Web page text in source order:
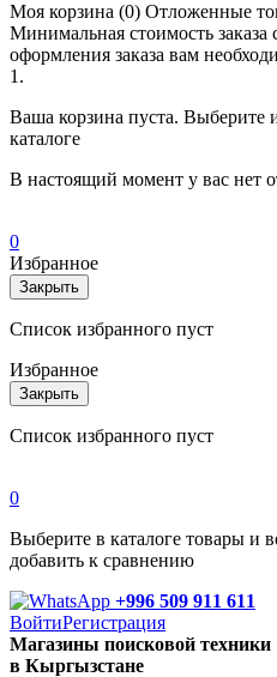
Моя корзина (0) Отложенные
Минимальная стоимость заказа
оформления заказа вам
1.
Ваша корзина пуста. Выберите
каталоге
В настоящий момент у вас нет
0
Избранное
Закрыть
Список избранного пуст
Избранное
Закрыть
Список избранного пуст
0
Выберите в каталоге товары и
добавить к сравнению
+996 509 911 611
ВойтиРегистрация
Магазины поисковой техники
в Кыргызстане